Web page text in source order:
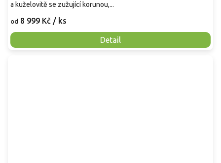
od 8 999 Kč / ks
Detail
a kuželovitě se zužující korunou,...